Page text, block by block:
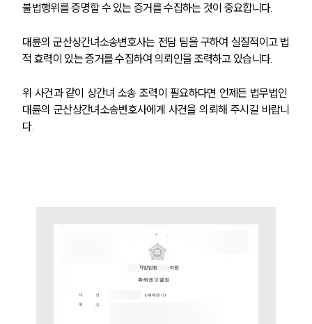
부소개
대륜의 강점
오시는 길
글로벌 파트너 로펌
고객의 소리
불법행위를 증명할 수 있는 증거를 수집하는 것이 중요합니다.
대륜의 군산상간녀소송변호사는 전담 팀을 구하여 실질적이고 법
적 효력이 있는 증거를 수집하여 의뢰인을 조력하고 있습니다.
위 사건과 같이 상간녀 소송 조력이 필요하다면 언제든 법무법인
대륜의 군산상간녀소송변호사에게 사건을 의뢰해 주시길 바랍니
다.